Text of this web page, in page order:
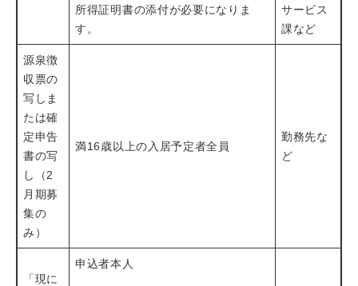
所得証明書の添付が必要になりま
す。
サービス
課など
源泉徴
収票の
写しま
たは確
定申告
書の写
し（2
月期募
集の
み）
満16歳以上の入居予定者全員
勤務先な
ど
「現に
申込者本人